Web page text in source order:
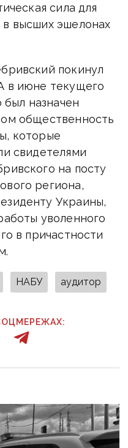
сила для
высших эшелонах
покинул
в июне текущего
был назначен
общественность
которые
свидетелями
на посту
региона,
Украины,
уволенного
в причастности
НАБУ аудитор